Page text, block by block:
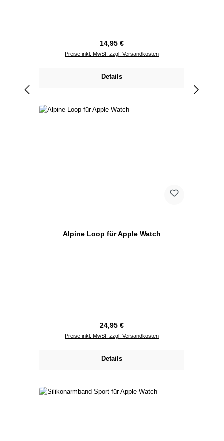
Regulärer Preis:
14,95 €
Preise inkl. MwSt. zzgl. Versandkosten
Details
Alpine Loop für Apple Watch
Regulärer Preis:
24,95 €
Preise inkl. MwSt. zzgl. Versandkosten
Details